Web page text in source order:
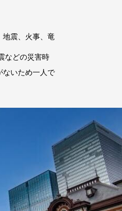
地震、火事、竜
などの災害時
ないため一人で